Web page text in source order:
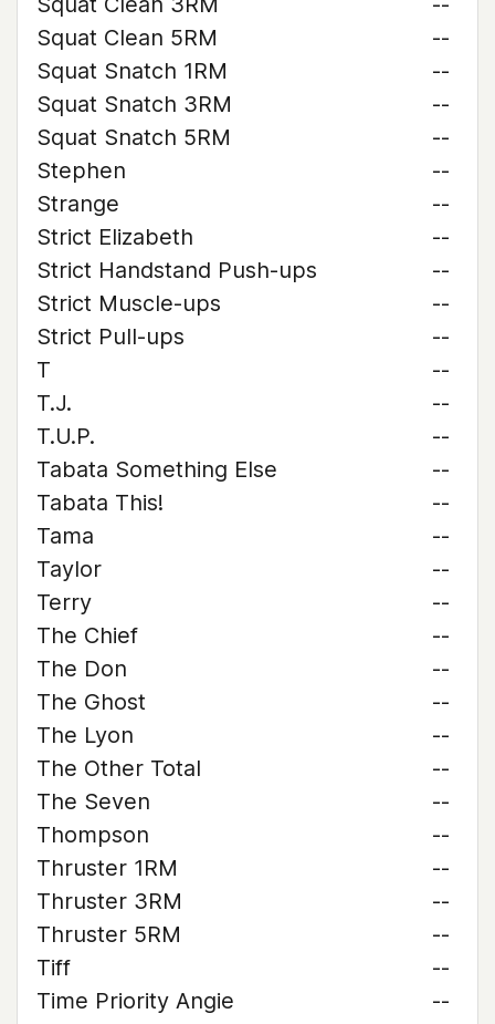
Squat Clean 5RM
--
Squat Snatch 1RM
--
Squat Snatch 3RM
--
Squat Snatch 5RM
--
Stephen
--
Strange
--
Strict Elizabeth
--
Strict Handstand Push-ups
--
Strict Muscle-ups
--
Strict Pull-ups
--
T
--
T.J.
--
T.U.P.
--
Tabata Something Else
--
Tabata This!
--
Tama
--
Taylor
--
Terry
--
The Chief
--
The Don
--
The Ghost
--
The Lyon
--
The Other Total
--
The Seven
--
Thompson
--
Thruster 1RM
--
Thruster 3RM
--
Thruster 5RM
--
Tiff
--
Time Priority Angie
--